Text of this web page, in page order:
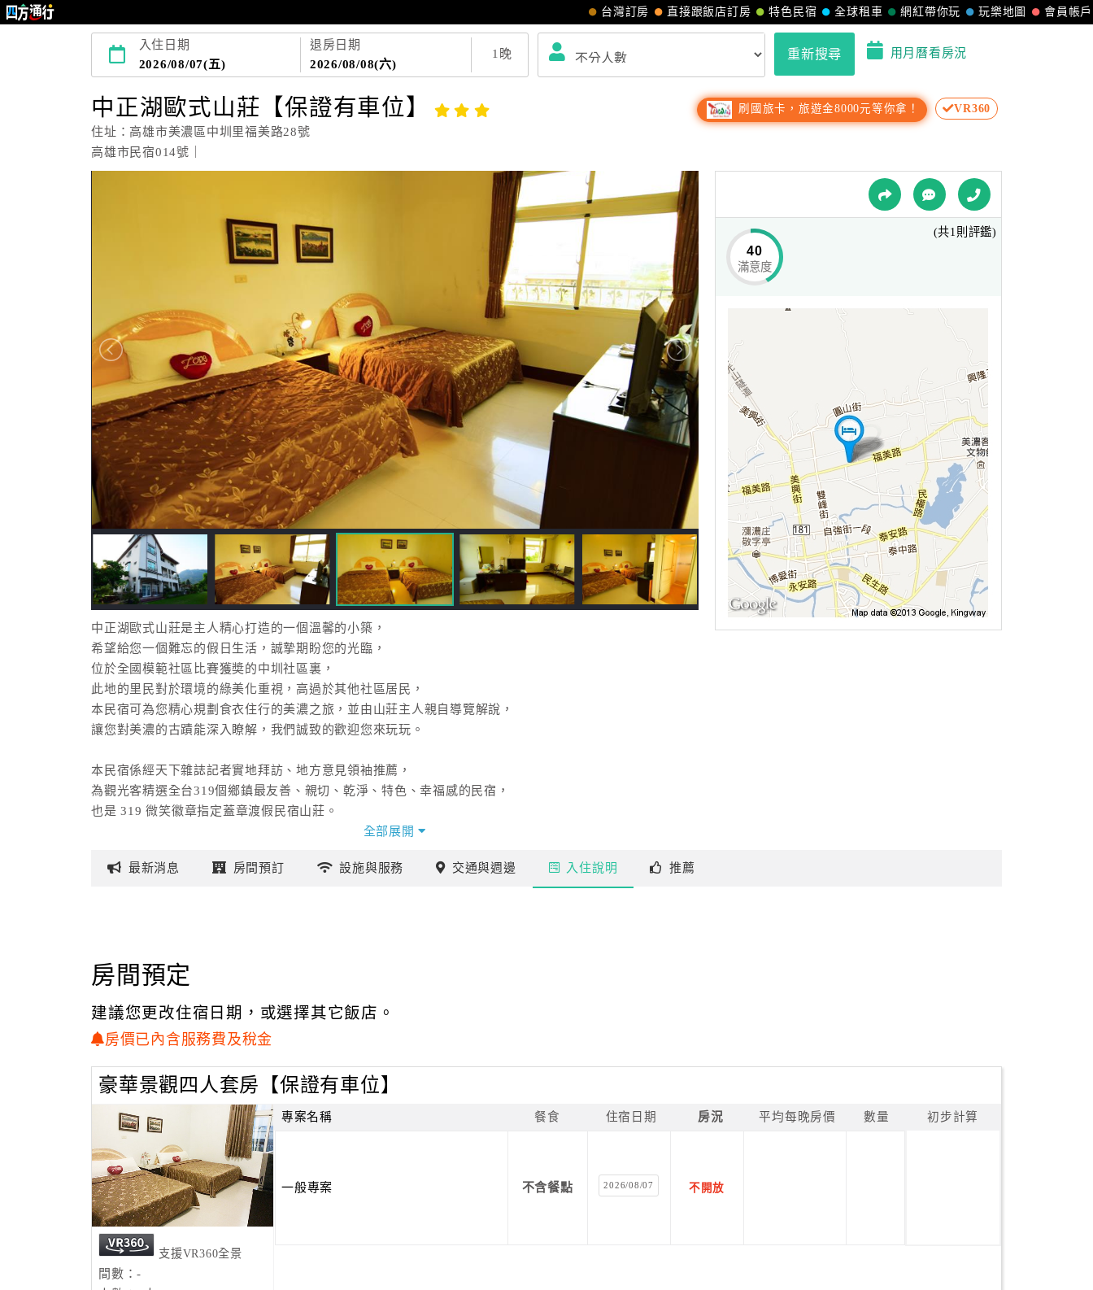
會員帳戶
玩樂地圖
網紅帶你玩
全球租車
特色民宿
直接跟飯店訂房
台灣訂房
入住日期
2026/08/07(五)
退房日期
2026/08/08(六)
1 晚 重新搜尋 用月曆看房況
中正湖歐式山莊【保證有車位】
住址：高雄市美濃區中圳里福美路28號
高雄市民宿014號｜
刷國旅卡，旅遊金8000元等你拿！ VR360
中正湖歐式山莊是主人精心打造的一個溫馨的小築，
希望給您一個難忘的假日生活，誠摯期盼您的光臨，
位於全國模範社區比賽獲奬的中圳社區裏，
此地的里民對於環境的綠美化重視，高過於其他社區居民，
本民宿可為您精心規劃食衣住行的美濃之旅，並由山莊主人親自導覽解說，
讓您對美濃的古蹟能深入瞭解，我們誠致的歡迎您來玩玩。
本民宿係經天下雜誌記者實地拜訪、地方意見領袖推薦，
為觀光客精選全台319個鄉鎮最友善、親切、乾淨、特色、幸福感的民宿，
也是 319 微笑徽章指定蓋章渡假民宿山莊。
全部展開
40
滿意度
(共1則評鑑)
最新消息 房間預訂 設施與服務 交通與週邊 入住說明 推薦
房間預定
建議您更改住宿日期，或選擇其它飯店。
房價已內含服務費及稅金
豪華景觀四人套房【保證有車位】
支援VR360全景
間數：-
專案名稱 餐食 住宿日期 房況 平均每晚房價 數量 初步計算
一般專案 不含餐點 2026/08/07 不開放